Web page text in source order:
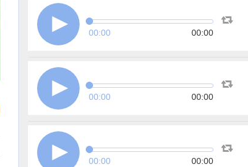
00:00 00:00
00:00 00:00
00:00 00:00